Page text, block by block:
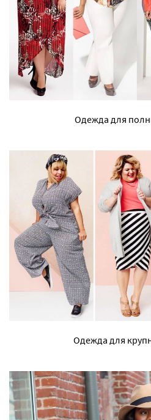
Одежда для
Одежда для